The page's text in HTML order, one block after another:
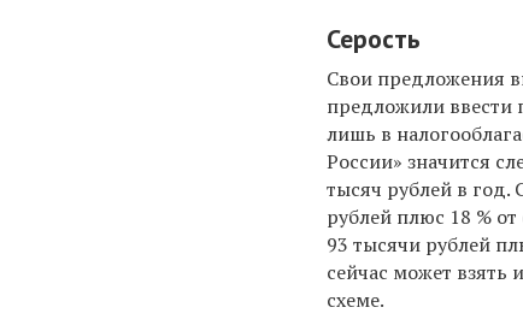
Серость
Свои предложения
предложили ввести
лишь в
России» значится
тысяч рублей в год.
рублей плюс 18 %
93 тысячи рублей
сейчас может взять
схеме.